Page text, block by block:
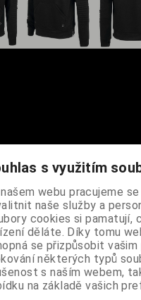
prošívané rukávy, po
s využitím
našem webu pracujeme
naše služby a
cookies si pamatují,
děláte. Díky tomu
se přizpůsobit
některých typů
s naším webem,
na základě vašich